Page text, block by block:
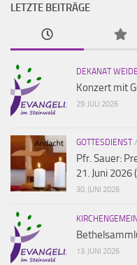
LETZTE BEITRÄGE
DEKANAT
Konzert mit
29. JULI 2026
GOTTESDIENST/
Pfr. Sauer:
21. Juni 2026
30. JUNI 2026
13. JUNI 2026